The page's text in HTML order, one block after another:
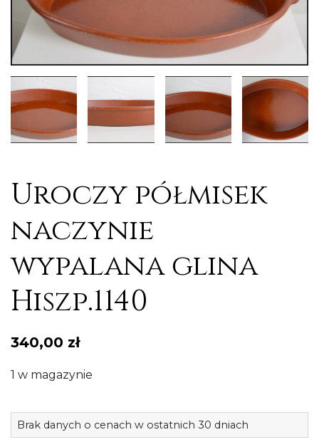
Uroczy półmisek
naczynie
wypalana glina
Hiszp.1140
340,00 zł
1 w magazynie
Brak danych o cenach w ostatnich 30 dniach